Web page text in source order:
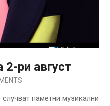
2-ри август
паметни музикални